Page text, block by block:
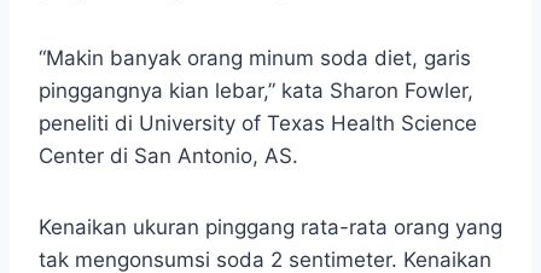
“Makin banyak orang minum soda diet, garis
pinggangnya kian lebar,” kata Sharon Fowler,
peneliti di University of Texas Health Science
Center di San Antonio, AS.
Kenaikan ukuran pinggang rata-rata orang yang
tak mengonsumsi soda 2 sentimeter. Kenaikan